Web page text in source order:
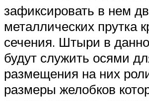
зафиксировать в нем
металлических прутка
сечения. Штыри в
будут служить осями
размещения на них
размеры желобков